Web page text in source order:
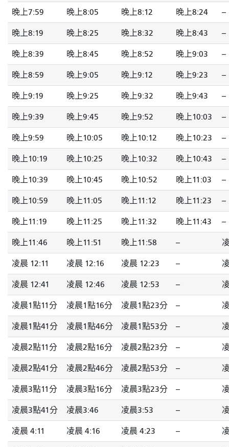
晚上7:59 晚上8:05 晚上8:12 晚上8:24 --
晚上8:19 晚上8:25 晚上8:32 晚上8:43 --
晚上8:39 晚上8:45 晚上8:52 晚上9:03 --
晚上8:59 晚上9:05 晚上9:12 晚上9:23 --
晚上9:19 晚上9:25 晚上9:32 晚上9:43 --
晚上9:39 晚上9:45 晚上9:52 晚上10:03 --
晚上9:59 晚上10:05 晚上10:12 晚上10:23 --
晚上10:19 晚上10:25 晚上10:32 晚上10:43 --
晚上10:39 晚上10:45 晚上10:52 晚上11:03 --
晚上10:59 晚上11:05 晚上11:12 晚上11:23 --
晚上11:19 晚上11:25 晚上11:32 晚上11:43 --
晚上11:46 晚上11:51 晚上11:58 --
凌晨 12:11 凌晨 12:16 凌晨 12:23 --
凌晨 12:41 凌晨 12:46 凌晨 12:53 --
凌晨1點11分 凌晨1點16分 凌晨1點23分 --
凌晨1點41分 凌晨1點46分 凌晨1點53分 --
凌晨2點11分 凌晨2點16分 凌晨2點23分 --
凌晨2點41分 凌晨2點46分 凌晨2點53分 --
凌晨3點11分 凌晨3點16分 凌晨3點23分 --
凌晨3點41分 凌晨3:46 凌晨3:53 --
凌晨 4:11 凌晨 4:16 凌晨 4:23 --